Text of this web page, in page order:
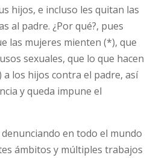
hijos, e incluso les quitan las
al padre. ¿Por qué?, pues
las mujeres mienten (*), que
sexuales, que lo que hacen
los hijos contra el padre, así
y queda impune el
en todo el mundo
ámbitos y múltiples trabajos